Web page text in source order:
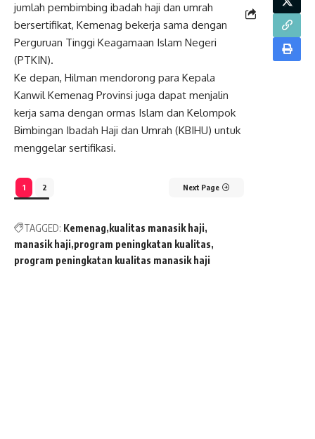
jumlah pembimbing ibadah haji dan umrah
bersertifikat, Kemenag bekerja sama dengan
Perguruan Tinggi Keagamaan Islam Negeri
(PTKIN).
Ke depan, Hilman mendorong para Kepala
Kanwil Kemenag Provinsi juga dapat menjalin
kerja sama dengan ormas Islam dan Kelompok
Bimbingan Ibadah Haji dan Umrah (KBIHU) untuk
menggelar sertifikasi.
1 2 Next Page
TAGGED: Kemenag kualitas manasik haji
manasik haji program peningkatan kualitas
program peningkatan kualitas manasik haji